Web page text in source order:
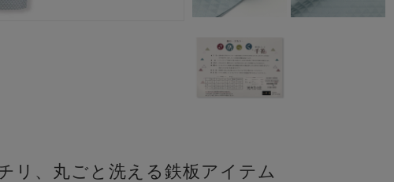
リ、丸ごと洗える鉄板アイテム